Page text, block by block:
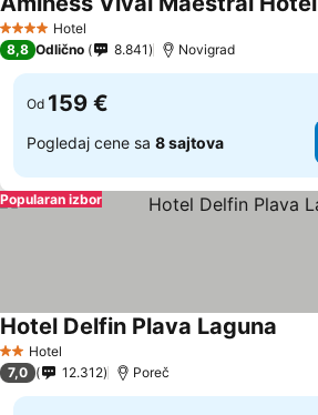
4 ZvezdiceHotel
8,8 Odlično 8.841 Novigrad
Od 159 €
Pogledaj cene sa 8 sajtova
Popularan izbor
2 Zvezdice
Hotel
Hotel Delfin Plava Laguna
7,0 12.312 Poreč